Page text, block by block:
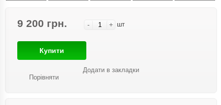
9 200 грн. - + шт
Купити
Порівняти
Додати в закладки